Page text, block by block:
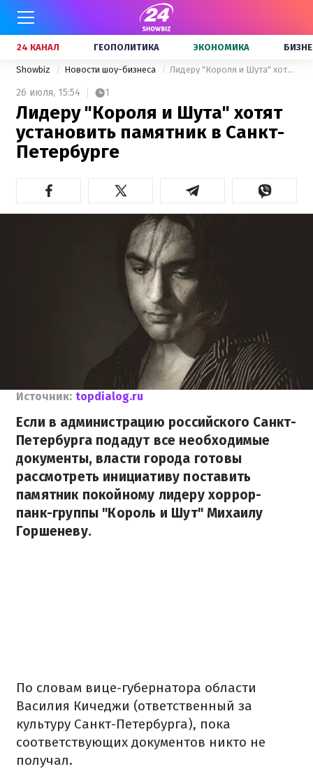
24 КАНАЛ ГЕОПОЛИТИКА ЭКОНОМИКА
Showbiz Новости шоу-бизнеса Лидеру "Короля и Шута" хотят установить памятник в Санкт-Петербурге
26 июля, 15:54 1
Лидеру "Короля и Шута" хотят
установить памятник в Санкт-
Петербурге
Источник: topdialog.ru
Если в администрацию российского Санкт-
Петербурга подадут все необходимые
документы, власти города готовы
рассмотреть инициативу поставить
памятник покойному лидеру хоррор-
панк-группы "Король и Шут" Михаилу
Горшеневу.
По словам вице-губернатора области
Василия Кичеджи (ответственный за
культуру Санкт-Петербурга), пока
соответствующих документов никто не
получал.